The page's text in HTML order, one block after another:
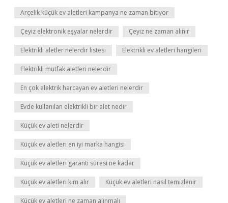
Arçelik küçük ev aletleri kampanya ne zaman bitiyor
Çeyiz elektronik eşyalar nelerdir Çeyiz ne zaman alınır
Elektrikli aletler nelerdir listesi Elektrikli ev aletleri hangileri
Elektrikli mutfak aletleri nelerdir
En çok elektrik harcayan ev aletleri nelerdir
Evde kullanılan elektrikli bir alet nedir
Küçük ev aleti nelerdir
Küçük ev aletleri en iyi marka hangisi
Küçük ev aletleri garanti süresi ne kadar
Küçük ev aletleri kim alır Küçük ev aletleri nasıl temizlenir
Küçük ev aletleri ne zaman alınmalı